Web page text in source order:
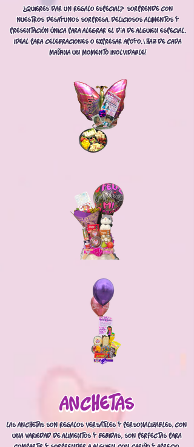
¿Quieres dar un regalo especial? Sorprende con
nuestros desayunos sorpresa. Deliciosos alimentos y
presentación única para alegrar el día de alguien especial.
Ideal para celebraciones o expresar apoyo. ¡Haz de cada
mañana un momento inolvidable!
anchetas
anchetas
Las anchetas son regalos versátiles y personalizables. Con
una variedad de alimentos y bebidas, son perfectas para